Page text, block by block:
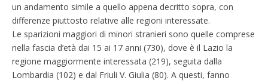
un andamento simile a quello appena decritto sopra, con
differenze piuttosto relative alle regioni interessate.
Le sparizioni maggiori di minori stranieri sono quelle comprese
nella fascia d’età dai 15 ai 17 anni (730), dove è il Lazio la
regione maggiormente interessata (219), seguita dalla
Lombardia (102) e dal Friuli V. Giulia (80). A questi, fanno